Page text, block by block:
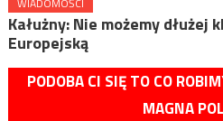
Kałużny: Nie możemy dłużej
Europejską
PODOBA CI SIĘ TO CO
MAGNA